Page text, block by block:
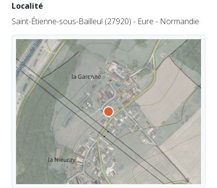
Localité
Saint-Étienne-sous-Bailleul (27920) - Eure - Normandie